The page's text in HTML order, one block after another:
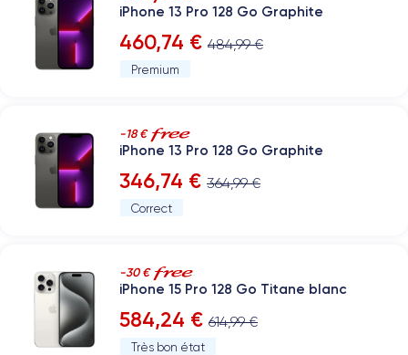
iPhone 13 Pro 128 Go Graphite
460,74 € 484,99 €
Premium
-18 €
iPhone 13 Pro 128 Go Graphite
346,74 € 364,99 €
Correct
-30 €
iPhone 15 Pro 128 Go Titane blanc
584,24 € 614,99 €
Très bon état